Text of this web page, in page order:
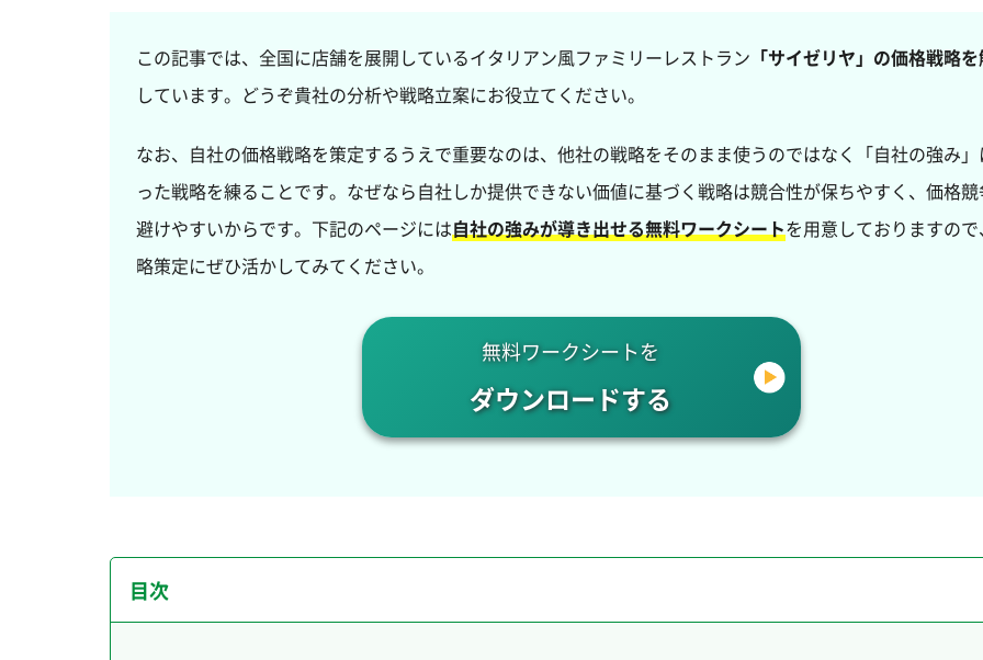
この記事では、全国に店舗を展開しているイタリアン風ファミリーレストラン 「サイゼリヤ」の価格戦略
しています。どうぞ貴社の分析や戦略立案にお役立てください。
なお、自社の価格戦略を策定するうえで重要なのは、他社の戦略をそのまま使うのではなく「自社の強み
った戦略を練ることです。なぜなら自社しか提供できない価値に基づく戦略は競合性が保ちやすく、価格競
避けやすいからです。下記のページには自社の強みが導き出せる無料ワークシートを用意しておりますの
略策定にぜひ活かしてみてください。
無料ワークシートを
ダウンロードする
目次